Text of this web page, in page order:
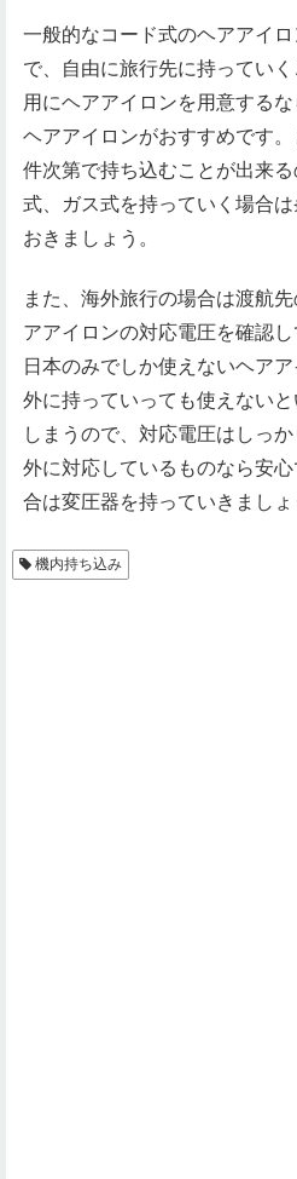
一般的なコード式のヘアアイ
で、自由に旅行先に持ってい
用にヘアアイロンを用意する
ヘアアイロンがおすすめです
件次第で持ち込むことが出来
式、ガス式を持っていく場合
おきましょう。
また、海外旅行の場合は渡航
アアイロンの対応電圧を確認し
日本のみでしか使えないヘア
外に持っていっても使えない
しまうので、対応電圧はしっ
外に対応しているものなら安
合は変圧器を持っていきましょ
機内持ち込み